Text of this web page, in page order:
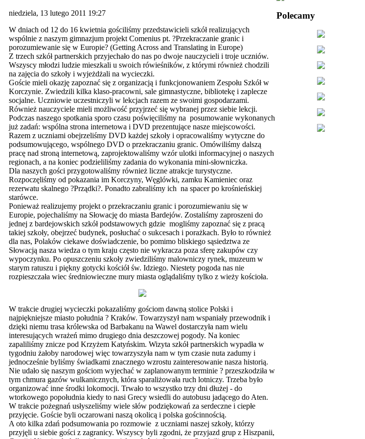
niedziela, 13 lutego 2011 19:27
W dniach od 12 do 16 kwietnia gościliśmy przedstawicieli szkół realizujących
wspólnie z naszym gimnazjum projekt Comenius pt. ?Przekraczanie granic i
porozumiewanie się w Europie? (Getting Across and Translating in Europe)
Z trzech szkół partnerskich przyjechało do nas po dwoje nauczycieli i troje uczniów.
Wszyscy młodzi ludzie mieszkali u swoich rówieśników, z którymi również chodzili
na zajęcia do szkoły i wyjeżdżali na wycieczki.
Goście mieli okazję zapoznać się z organizacją i funkcjonowaniem Zespołu Szkół w
Korczynie. Zwiedzili kilka klaso-pracowni, sale gimnastyczne, bibliotekę i zaplecze
socjalne. Uczniowie uczestniczyli w lekcjach razem ze swoimi gospodarzami.
Również nauczyciele mieli możliwość przyjrzeć się wybranej przez siebie lekcji.
Podczas naszego spotkania sporo czasu poświęciliśmy na posumowanie wykonanych
już zadań: wspólna strona internetowa i DVD prezentujące nasze miejscowości.
Razem z uczniami obejrzeliśmy DVD każdej szkoły i opracowaliśmy wytyczne do
podsumowującego, wspólnego DVD o przekraczaniu granic. Omówiliśmy dalszą
pracę nad stroną internetową, zaprojektowaliśmy wzór ulotki informacyjnej o naszych
regionach, a na koniec podzieliliśmy zadania do wykonania mini-słowniczka.
Dla naszych gości przygotowaliśmy również liczne atrakcje turystyczne.
Rozpoczęliśmy od pokazania im Korczyny, Węglówki, zamku Kamieniec oraz
rezerwatu skalnego ?Prządki?. Ponadto zabraliśmy ich na spacer po krośnieńskiej
starówce.
Ponieważ realizujemy projekt o przekraczaniu granic i porozumiewaniu się w
Europie, pojechaliśmy na Słowację do miasta Bardejów. Zostaliśmy zaproszeni do
jednej z bardejowskich szkół podstawowych gdzie mogliśmy zapoznać się z pracą
takiej szkoły, obejrzeć budynek, posłuchać o sukcesach i porażkach. Było to również
dla nas, Polaków ciekawe doświadczenie, bo pomimo bliskiego sąsiedztwa ze
Słowacją nasza wiedza o tym kraju często nie wykracza poza sferę zakupów czy
wypoczynku. Po opuszczeniu szkoły zwiedziliśmy malowniczy rynek, muzeum w
starym ratuszu i piękny gotycki kościół św. Idziego. Niestety pogoda nas nie
rozpieszczała wiec średniowieczne mury miasta oglądaliśmy tylko z wieży kościoła.
W trakcie drugiej wycieczki pokazaliśmy gościom dawną stolice Polski i
najpiękniejsze miasto południa ? Kraków. Towarzyszył nam wspaniały przewodnik i
dzięki niemu trasa królewska od Barbakanu na Wawel dostarczyła nam wielu
interesujących wrażeń mimo drugiego dnia deszczowej pogody. Na koniec
zapaliliśmy znicze pod Krzyżem Katyńskim. Wizyta szkół partnerskich wypadła w
tygodniu żałoby narodowej więc towarzyszyła nam w tym czasie nuta zadumy i
jednocześnie byliśmy świadkami znacznego wzrostu zainteresowanie nasza historią.
Nie udało się naszym gościom wyjechać w zaplanowanym terminie ? przeszkodziła w
tym chmura gazów wulkanicznych, która sparaliżowała ruch lotniczy. Trzeba było
organizować inne środki lokomocji. Trwało to wszystko trzy dni dłużej - do
wtorkowego popołudnia kiedy to nasi Grecy wsiedli do autobusu jadącego do Aten.
W trakcie pożegnań usłyszeliśmy wiele słów podziękowań za serdeczne i ciepłe
przyjęcie. Goście byli oczarowani naszą okolicą i polska gościnnością.
A oto kilka zdań podsumowania po rozmowie z uczniami naszej szkoły, którzy
przyjęli u siebie gości z zagranicy. Wszyscy byli zgodni, że przyjazd grup z Hiszpanii,
Polecamy